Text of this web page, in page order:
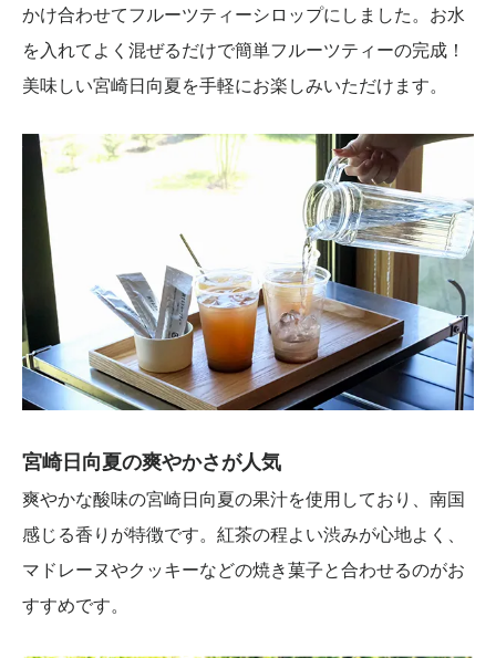
かけ合わせてフルーツティーシロップにしました。お水
を入れてよく混ぜるだけで簡単フルーツティーの完成！
美味しい宮崎日向夏を手軽にお楽しみいただけます。
宮崎日向夏の爽やかさが人気
爽やかな酸味の宮崎日向夏の果汁を使用しており、南国
感じる香りが特徴です。紅茶の程よい渋みが心地よく、
マドレーヌやクッキーなどの焼き菓子と合わせるのがお
すすめです。